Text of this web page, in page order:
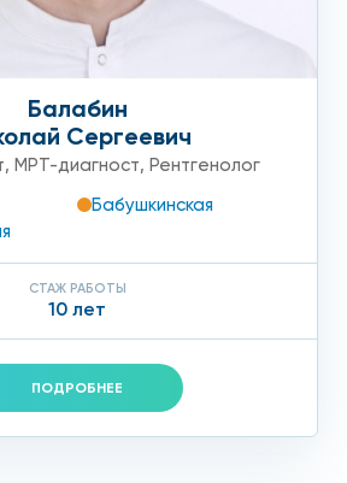
Балабин
Сергеевич
, МРТ-диагност, Рентгенолог
Бабушкинская
СТАЖ РАБОТЫ
10 лет
ПОДРОБНЕЕ